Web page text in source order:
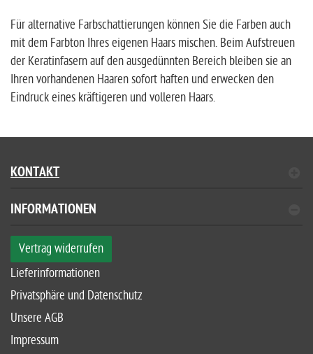
Für alternative Farbschattierungen können Sie die Farben auch
mit dem Farbton Ihres eigenen Haars mischen. Beim Aufstreuen
der Keratinfasern auf den ausgedünnten Bereich bleiben sie an
Ihren vorhandenen Haaren sofort haften und erwecken den
Eindruck eines kräftigeren und volleren Haars.
KONTAKT
INFORMATIONEN
Vertrag widerrufen
Lieferinformationen
Privatsphäre und Datenschutz
Unsere AGB
Impressum